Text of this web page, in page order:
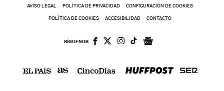
AVISO LEGAL POLÍTICA DE PRIVACIDAD CONFIGURACIÓN DE COOKIES
POLÍTICA DE COOKIES ACCESIBILIDAD CONTACTO
SÍGUENOS: